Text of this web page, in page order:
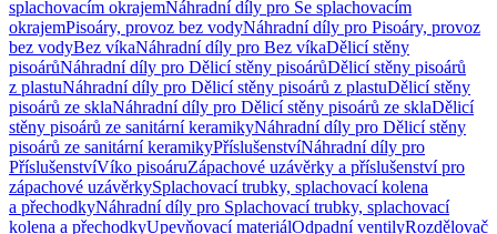
splachovacím okrajemNáhradní díly pro Se splachovacím
okrajemPisoáry, provoz bez vodyNáhradní díly pro Pisoáry, provoz
bez vodyBez víkaNáhradní díly pro Bez víkaDělicí stěny
pisoárůNáhradní díly pro Dělicí stěny pisoárůDělicí stěny pisoárů
z plastuNáhradní díly pro Dělicí stěny pisoárů z plastuDělicí stěny
pisoárů ze sklaNáhradní díly pro Dělicí stěny pisoárů ze sklaDělicí
stěny pisoárů ze sanitární keramikyNáhradní díly pro Dělicí stěny
pisoárů ze sanitární keramikyPříslušenstvíNáhradní díly pro
PříslušenstvíVíko pisoáruZápachové uzávěrky a příslušenství pro
zápachové uzávěrkySplachovací trubky, splachovací kolena
a přechodkyNáhradní díly pro Splachovací trubky, splachovací
kolena a přechodkyUpevňovací materiálOdpadní ventilyRozdělovač